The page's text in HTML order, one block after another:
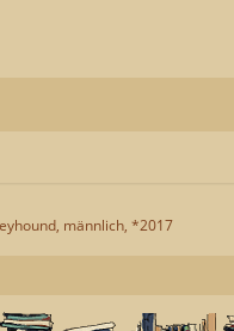
männlich, *2017